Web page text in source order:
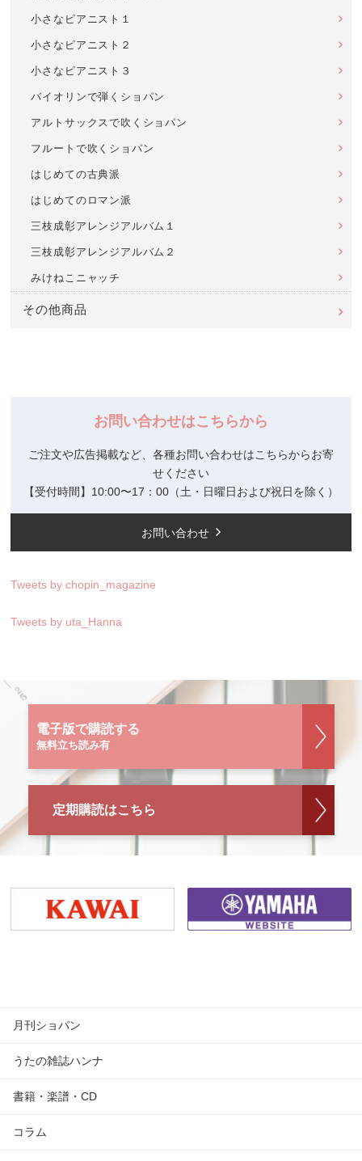
小さなピアニスト１
小さなピアニスト２
小さなピアニスト３
バイオリンで弾くショパン
アルトサックスで吹くショパン
フルートで吹くショパン
はじめての古典派
はじめてのロマン派
三枝成彰アレンジアルバム１
三枝成彰アレンジアルバム２
みけねこニャッチ
その他商品
お問い合わせはこちらから
ご注文や広告掲載など、各種お問い合わせはこちらからお寄
せください
【受付時間】10:00〜17：00（土・日曜日および祝日を除く）
お問い合わせ
Tweets by chopin_magazine
Tweets by uta_Hanna
電子版で購読する
無料立ち読み有
定期購読はこちら
月刊ショパン
うたの雑誌ハンナ
書籍・楽譜・CD
コラム